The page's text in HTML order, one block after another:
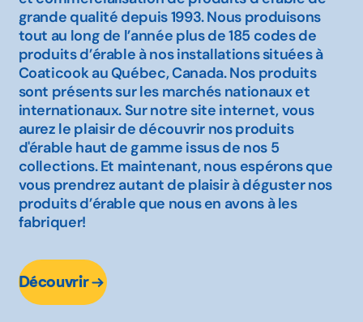
grande qualité depuis 1993. Nous produisons
tout au long de l’année plus de 185 codes de
produits d’érable à nos installations situées à
Coaticook au Québec, Canada. Nos produits
sont présents sur les marchés nationaux et
internationaux. Sur notre site internet, vous
aurez le plaisir de découvrir nos produits
d'érable haut de gamme issus de nos 5
collections. Et maintenant, nous espérons que
vous prendrez autant de plaisir à déguster nos
produits d’érable que nous en avons à les
fabriquer!
Découvrir